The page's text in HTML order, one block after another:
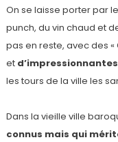
On se laisse porter par
punch, du vin chaud et
pas en reste, avec des
et
les tours de la ville les
Dans la vieille ville
connus mais qui